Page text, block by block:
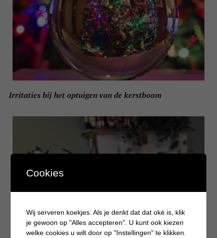
Irritaties bij het optuigen van de kerstboom
Cookies
Wij serveren koekjes. Als je denkt dat dat oké is, klik
je gewoon op "Alles accepteren". U kunt ook kiezen
welke cookies u wilt door op "Instellingen" te klikken.